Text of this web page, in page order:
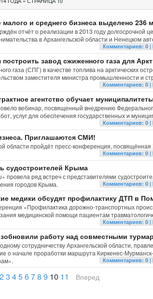
малого и среднего бизнеса выделено 236
отчёт о реализации в 2013 году долгосрочной
в Архангельской области и Ненецком
Комментариев: 0 |
завод сжиженного газа для
газа (СПГ) в качестве топлива на арктических
заместителя министра промышленности и
Комментариев: 0 |
агентство обучает муниципалитеты
вебинар, посвященный внедрению
услуг для обеспечения государственных и
Комментариев: 0 |
Приглашаются СМИ!
области пройдёт пресс-конференция,
Комментариев: 0 |
судостроителей Крыма
ряд встреч с представителями
городов Крыма.
Комментариев: 0 |
медики обсудят профилактику ДТП в
«Профилактика дорожно-транспортных
медицинской помощи пациентам
Комментариев: 0 |
работу над совместными
сотрудничеству Архангельской области,
о начале проработки маршрута Киркенес-
Комментариев: 0 |
23 45678 9 10 11 Вперед